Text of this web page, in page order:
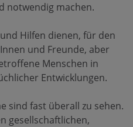
notwendig machen.
Hilfen dienen, für den
und Freunde, aber
Menschen in
Entwicklungen.
sind fast überall zu sehen.
gesellschaftlichen,